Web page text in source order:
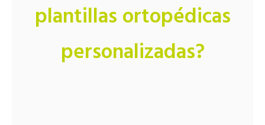
plantillas ortopédicas
personalizadas?